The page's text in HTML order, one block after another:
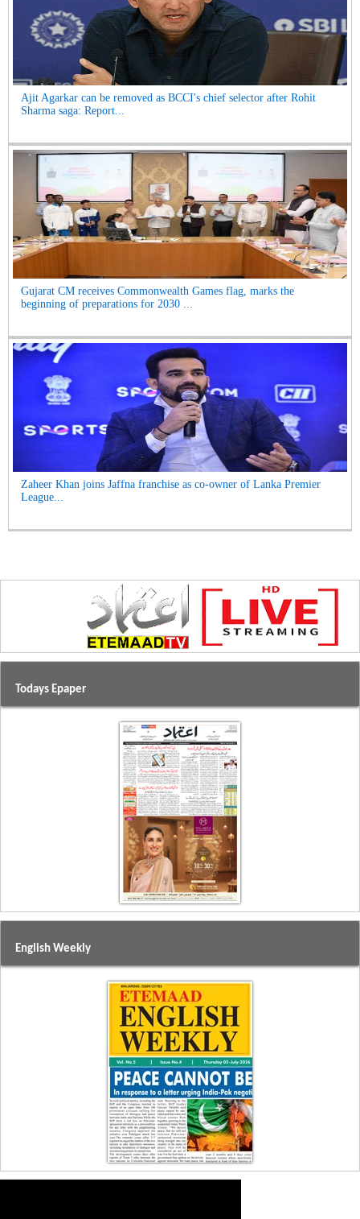
Ajit Agarkar can be removed as BCCI's chief selector after Rohit
Sharma saga: Report...
Gujarat CM receives Commonwealth Games flag, marks the
beginning of preparations for 2030 ...
Zaheer Khan joins Jaffna franchise as co-owner of Lanka Premier
League...
Todays Epaper
English Weekly